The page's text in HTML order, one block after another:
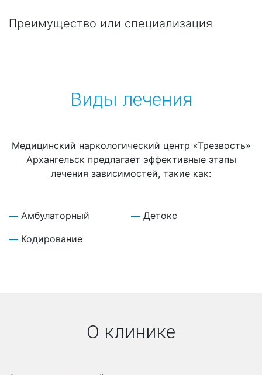
Преимущество или специализация
Виды лечения
Медицинский наркологический центр «Трезвость»
Архангельск предлагает эффективные этапы
лечения зависимостей, такие как:
Амбулаторный
Детокс
Кодирование
О клинике